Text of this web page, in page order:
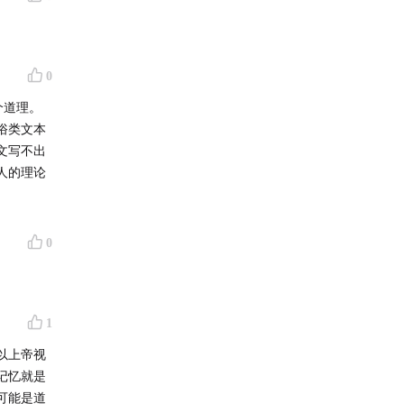
0
类文本
写不出
的理论
0
1
上帝视
忆就是
能是道